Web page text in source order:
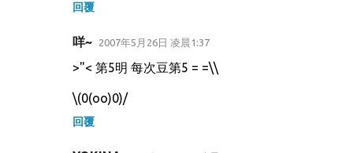
回覆
咩~ 2007年5月26日 凌晨1:37
>"< 第5明 每次豆第5 = =\\
\(0(oo)0)/
回覆